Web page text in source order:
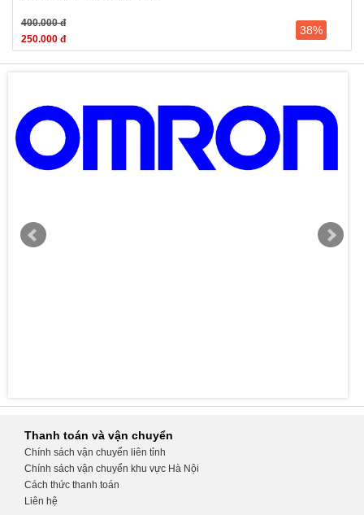
400.000 đ
250.000 đ
38%
Thanh toán và vận chuyển
Chính sách vận chuyển liên tỉnh
Chính sách vận chuyển khu vực Hà Nội
Cách thức thanh toán
Liên hệ